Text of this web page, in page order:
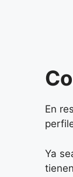
En
Ya